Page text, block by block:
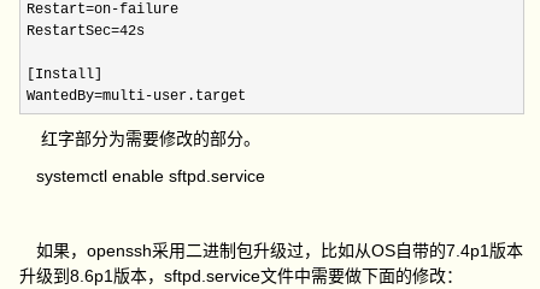
Restart=on-failure
RestartSec=42s
[Install]
WantedBy=multi-user.target
红字部分为需要修改的部分。
systemctl enable sftpd.service
如果，openssh采用二进制包升级过，比如从OS自带的7.4p1版本
升级到8.6p1版本，sftpd.service文件中需要做下面的修改：